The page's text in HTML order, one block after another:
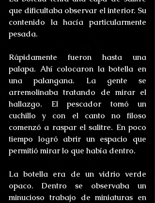
que dificultaba observar el interior. Su
contenido la hacía particularmente
pesada.
Rápidamente fueron hasta una
palapa. Ahí colocaron la botella en
una palangana. La gente se
arremolinaba tratando de mirar el
hallazgo. El pescador tomó un
cuchillo y con el canto no filoso
comenzó a raspar el salitre. En poco
tiempo logró abrir un espacio que
permitió mirar lo que había dentro.
La botella era de un vidrio verde
opaco. Dentro se observaba un
minucioso trabajo de miniaturas en